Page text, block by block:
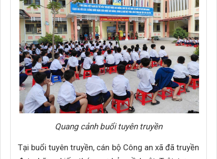
Quang cảnh buổi tuyên truyền
Tại buổi tuyên truyền, cán bộ Công an xã đã truyền